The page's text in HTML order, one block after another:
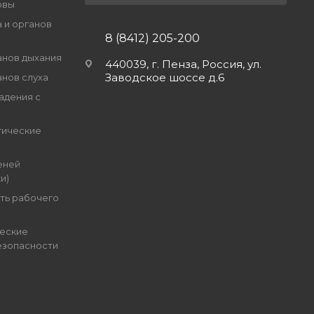
и органов
дыхания
слуха
с
рабочего
8 (8412) 205-200
440039, г. Пенза, Россия, ул.
Заводское шоссе д.6